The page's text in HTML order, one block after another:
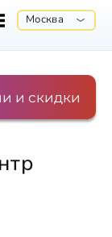
Москва
и скидки